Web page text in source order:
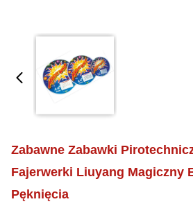
Zabawne Zabawki
Fajerwerki Liuyang Magiczny
Pęknięcia